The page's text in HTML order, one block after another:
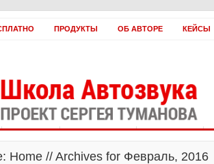
ПРОДУКТЫ ОБ АВТОРЕ КЕЙСЫ
Интервью Как оплатить? Заработать!
Home // Archives for Февраль, 2016